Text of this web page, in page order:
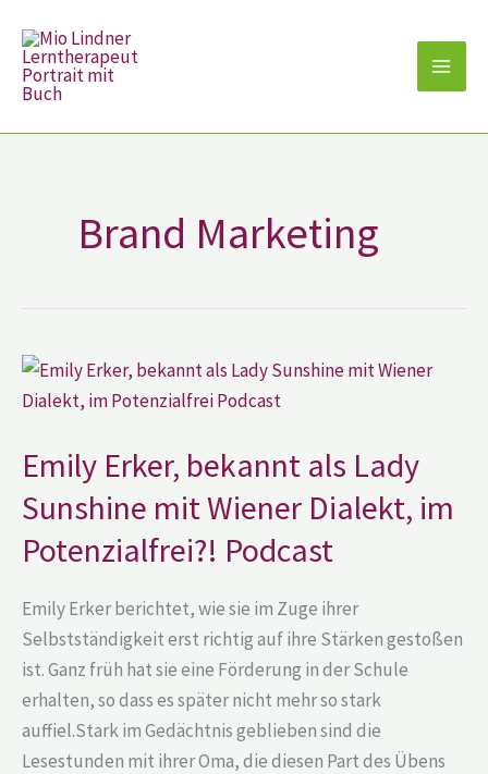
Inhalt
springen
Brand Marketing
Emily Erker, bekannt als Lady
Sunshine mit Wiener Dialekt, im
Potenzialfrei?! Podcast
Emily Erker berichtet, wie sie im Zuge ihrer
Selbstständigkeit erst richtig auf ihre Stärken gestoßen
ist. Ganz früh hat sie eine Förderung in der Schule
erhalten, so dass es später nicht mehr so stark
auffiel.Stark im Gedächtnis geblieben sind die
Lesestunden mit ihrer Oma, die diesen Part des Übens
Emily
Erker,
bekannt
Sunshine
mit
Wiener
Dialekt,
Potenzialfrei?!
Podcast